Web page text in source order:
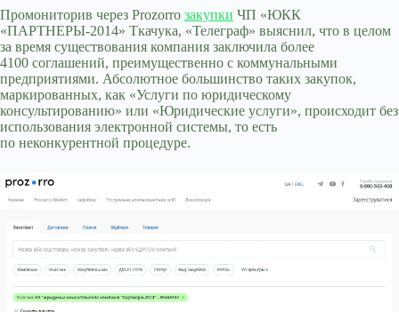
Промониторив через Prozorro закупки ЧП «ЮКК
«ПАРТНЕРЫ-2014» Ткачука, «Телеграф» выяснил, что в целом
за время существования компания заключила более
4100 соглашений, преимущественно с коммунальными
предприятиями. Абсолютное большинство таких закупок,
маркированных, как «Услуги по юридическому
консультированию» или «Юридические услуги», происходит без
использования электронной системы, то есть
по неконкурентной процедуре.